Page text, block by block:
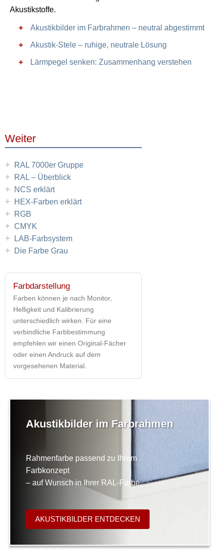
Akustikstoffe.
Akustikbilder im Farbrahmen – neutral abgestimmt
Akustik-Stele – ruhige, neutrale Lösung
Lärmpegel senken: Zusammenhang verstehen
Weiter
+ RAL 7000er Gruppe
+ RAL – Überblick
+ NCS erklärt
+ HEX-Farben erklärt
+ RGB
+ CMYK
+ LAB-Farbsystem
+ Die Farbe Grau
Farbdarstellung
Farben können je nach Monitor,
Helligkeit und Kalibrierung
unterschiedlich wirken. Für eine
verbindliche Farbbestimmung
empfehlen wir einen Original-Fächer
oder einen Andruck auf dem
vorgesehenen Material.
Akustikbilder im Farbrahmen
Rahmenfarbe passend zu Ihrem
Farbkonzept
– auf Wunsch in Ihrer RAL-Farbe.
AKUSTIKBILDER ENTDECKEN